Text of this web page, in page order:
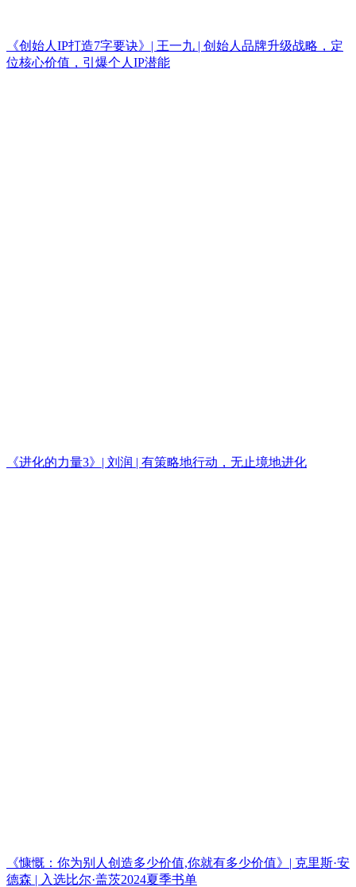
《创始人IP打造7字要诀》| 王一九 | 创始人品牌升级战略，定
位核心价值，引爆个人IP潜能
《进化的力量3》| 刘润 | 有策略地行动，无止境地进化
《慷慨：你为别人创造多少价值,你就有多少价值》| 克里斯·安
德森 | 入选比尔·盖茨2024夏季书单